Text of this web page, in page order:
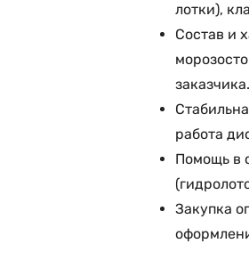
лотки),
Состав и
заказчика.
работа
Помощь в
Закупка